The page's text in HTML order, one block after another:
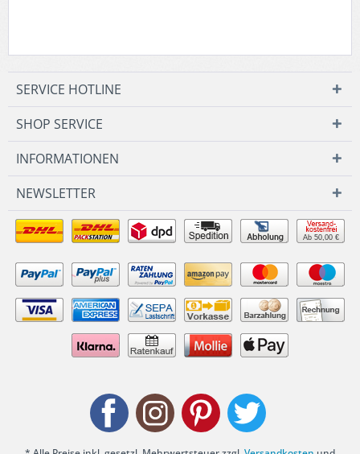
SERVICE HOTLINE
SHOP SERVICE
INFORMATIONEN
NEWSLETTER
Ab 50,00 €